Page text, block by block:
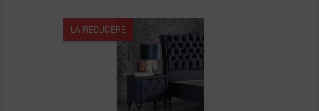
LA REDUCERE